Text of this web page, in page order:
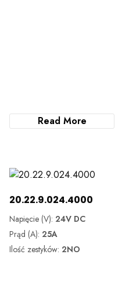
Read More
20.22.9.024.4000
Napięcie (V): 24V DC
Prąd (A): 25A
Ilość zestyków: 2NO